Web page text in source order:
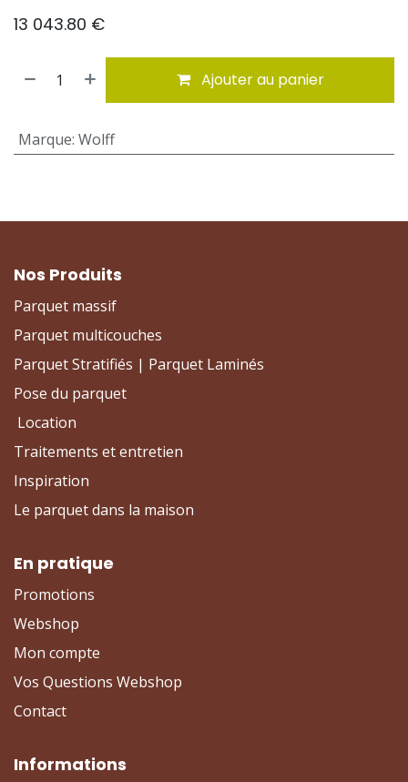
13 043.80 €
Ajouter au panier
Marque: Wolff
Nos Produits
Parquet massif
Parquet multicouches
Parquet Stratifiés | Parquet Laminés
Pose du parquet
Location
Traitements et entretien
Inspiration
Le parquet dans la maison
En pratique
Promotions
Webshop
Mon compte
Vos Questions Webshop
Contact
Informations